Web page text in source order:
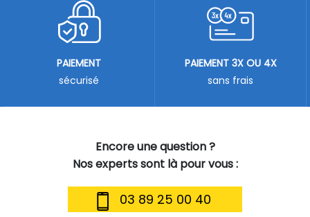
Encore une question ?
Nos experts sont là pour vous :
03 89 25 00 40
PAIEMENT
sécurisé
PAIEMENT 3X OU 4X
sans frais